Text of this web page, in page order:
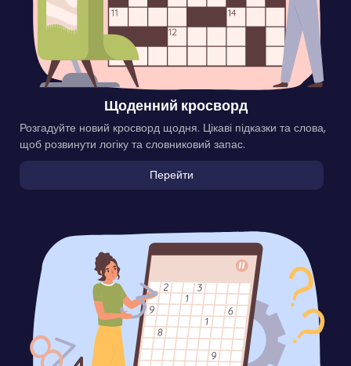
Щоденний кросворд
Розгадуйте новий кросворд щодня. Цікаві підказки та слова,
щоб розвинути логіку та словниковий запас.
Перейти